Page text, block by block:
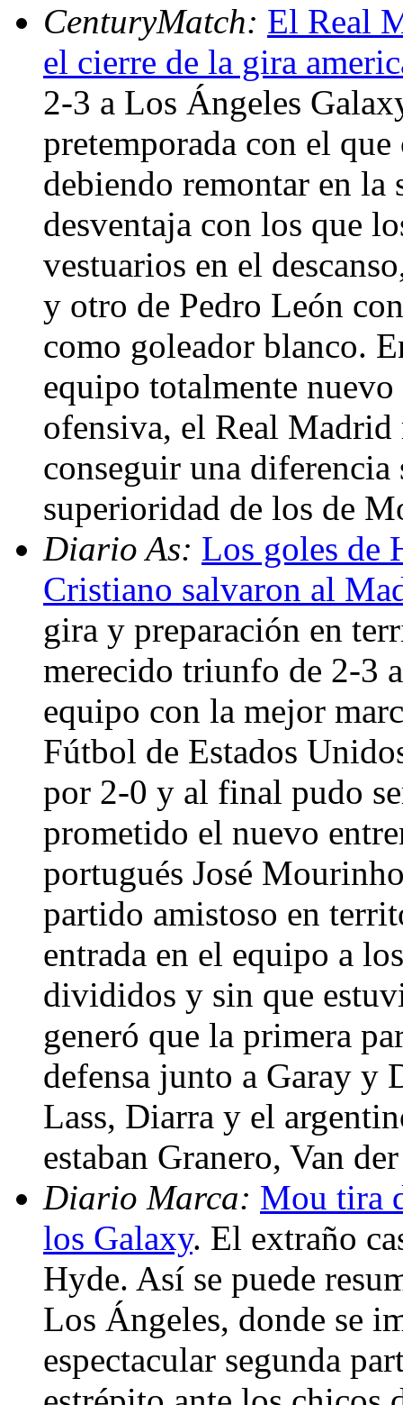
CenturyMatch: El Real
el cierre de la gira
2-3 a Los Ángeles
pretemporada con el
debiendo remontar en la
desventaja con los que
vestuarios en el
y otro de Pedro León
como goleador blanco.
equipo totalmente
ofensiva, el Real
conseguir una
superioridad de los de
Diario As: Los goles de
Cristiano salvaron al
gira y preparación en
merecido triunfo de 2-3
equipo con la mejor
Fútbol de Estados
por 2-0 y al final pudo
prometido el nuevo
portugués José
partido amistoso en
entrada en el equipo a
divididos y sin que
generó que la primera
defensa junto a Garay y
Lass, Diarra y el
estaban Granero, Van
Diario Marca: Mou tira
los Galaxy. El extraño
Hyde. Así se puede
Los Ángeles, donde se
espectacular segunda